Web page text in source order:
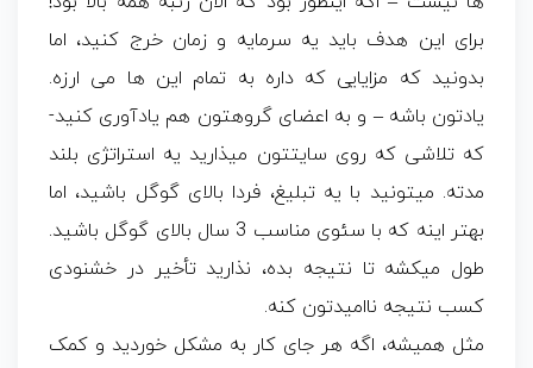
برای این هدف باید یه سرمایه و زمان خرج کنید، اما
بدونید که مزایایی که داره به تمام این ها می ارزه.
یادتون باشه – و به اعضای گروهتون هم یادآوری کنید-
که تلاشی که روی سایتتون میذارید یه استراتژی بلند
مدته. میتونید با یه تبلیغ، فردا بالای گوگل باشید، اما
بهتر اینه که با سئوی مناسب 3 سال بالای گوگل باشید.
طول میکشه تا نتیجه بده، نذارید تأخیر در خشنودی
کسب نتیجه ناامیدتون کنه.
مثل همیشه، اگه هر جای کار به مشکل خوردید و کمک